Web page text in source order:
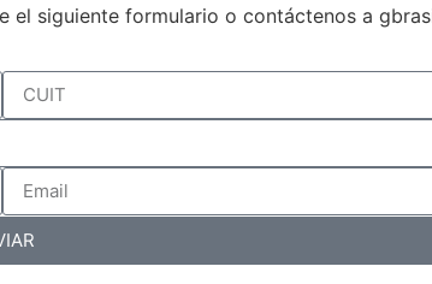
siguiente formulario o contáctenos a